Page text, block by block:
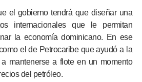
el gobierno tendrá que diseñar una
internacionales que le permitan
la economía dominicano. En ese
el de Petrocaribe que ayudó a la
mantenerse a flote en un momento
del petróleo.